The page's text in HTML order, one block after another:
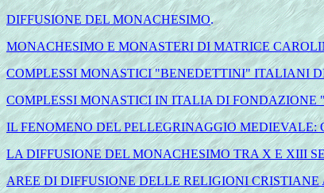
DIFFUSIONE DEL MONACHESIMO.
MONACHESIMO E MONASTERI DI MATRICE
COMPLESSI MONASTICI "BENEDETTINI" ITALIANI
COMPLESSI MONASTICI IN ITALIA DI FONDAZIONE
IL FENOMENO DEL PELLEGRINAGGIO
LA DIFFUSIONE DEL MONACHESIMO TRA X E XIII
AREE DI DIFFUSIONE DELLE RELIGIONI